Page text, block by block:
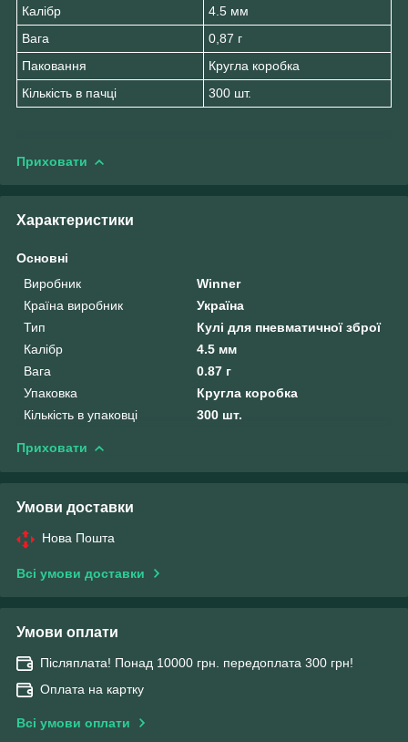
Калібр
4.5 мм
Вага
0,87 г
Паковання
Кругла коробка
Кількість в пачці
300 шт.
Приховати
Характеристики
Основні
Виробник
Winner
Країна виробник
Україна
Тип
Кулі для пневматичної зброї
Калібр
4.5 мм
Вага
0.87 г
Упаковка
Кругла коробка
Кількість в упаковці
300 шт.
Приховати
Умови доставки
Нова Пошта
Всі умови доставки
Умови оплати
Післяплата! Понад 10000 грн. передоплата 300 грн!
Оплата на картку
Всі умови оплати